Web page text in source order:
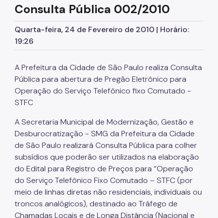
Bens e Serviços
Atas de Registro de Preços
SPusa
Boletim de Ofertas da Administração
Patrimônio Imobiliário Municipal
Portal do Servidor
Concursos Públicos
Estágio
Programa Ressignificando o Trabalho
Pontos de Afeto
Carreiras
Consulta Pública 002/2010
Quarta-feira, 24 de Fevereiro de 2010 | Horário:
19:26
A Prefeitura da Cidade de São Paulo realiza Consulta
Pública para abertura de Pregão Eletrônico para
Operação do Serviço Telefônico fixo Comutado -
STFC
A Secretaria Municipal de Modernização, Gestão e
Desburocratização - SMG da Prefeitura da Cidade
de São Paulo realizará Consulta Pública para colher
subsídios que poderão ser utilizados na elaboração
do Edital para Registro de Preços para “Operação
do Serviço Telefônico Fixo Comutado – STFC (por
meio de linhas diretas não residenciais, individuais ou
troncos analógicos), destinado ao Tráfego de
Chamadas Locais e de Longa Distância (Nacional e